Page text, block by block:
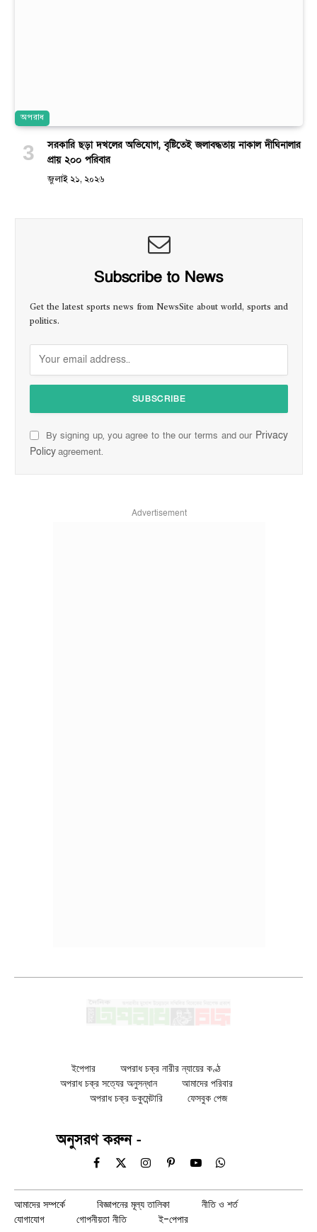
অপরাধ
সরকারি ছড়া দখলের অভিযোগ, বৃষ্টিতেই জলাবদ্ধতায় নাকাল দীঘিনালার
প্রায় ২০০ পরিবার
জুলাই ২১, ২০২৬
Subscribe to News
Get the latest sports news from NewsSite about world, sports and
politics.
By signing up, you agree to the our terms and our Privacy
Policyagreement.
Advertisement
ইপেপার
অপরাধ চক্র নারীর ন্যায়ের কণ্ঠ
অপরাধ চক্র সত্যের অনুসন্ধান
আমাদের পরিবার
অপরাধ চক্র ডকুমেন্টারি
ফেসবুক পেজ
অনুসরণ করুন -
Facebook
X
InstagramPinterestYouTubeWhatsApp
আমাদের সম্পর্কে বিজ্ঞাপনের মূল্য তালিকা
নীতি ও শর্ত
যোগাযোগ
গোপনীয়তা নীতি ই-পেপার